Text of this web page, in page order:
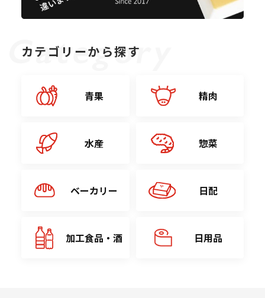
カテゴリーから探す
青果 精肉
水産 惣菜
ベーカリー 日配
加工食品・酒 日用品